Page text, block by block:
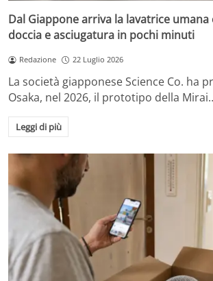
Dal Giappone arriva la lavatrice
doccia e asciugatura in pochi minuti
Redazione 22 Luglio 2026
La società giapponese Science Co. ha
Osaka, nel 2026, il prototipo della
Leggi di più